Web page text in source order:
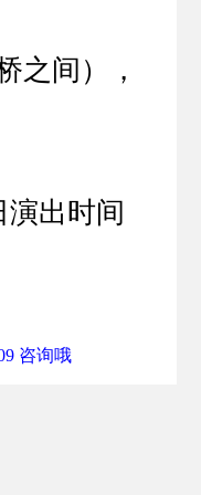
之间），
演出时间
咨询哦